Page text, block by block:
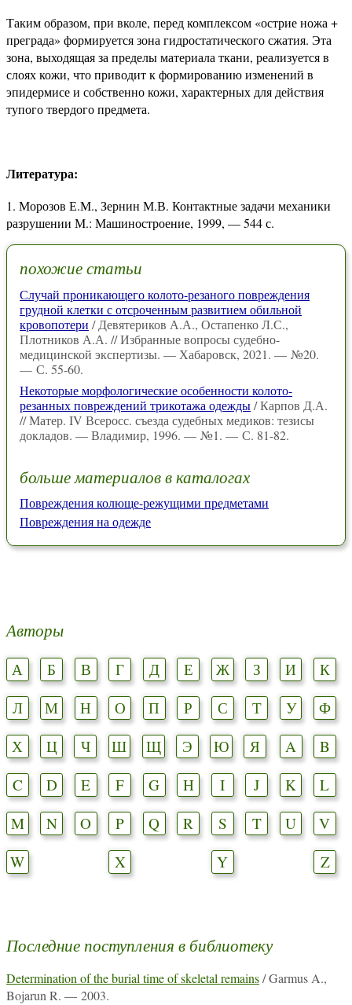
Таким образом, при вколе, перед комплексом «острие ножа +
преграда» формируется зона гидростатического сжатия. Эта
зона, выходящая за пределы материала ткани, реализуется в
слоях кожи, что приводит к формированию изменений в
эпидермисе и собственно кожи, характерных для действия
тупого твердого предмета.
Литература:
Морозов Е.М., Зернин М.В. Контактные задачи механики
разрушении М.: Машиностроение, 1999, — 544 с.
похожие статьи
Случай проникающего колото-резаного повреждения
грудной клетки с отсроченным развитием обильной
кровопотери / Девятериков А.А., Остапенко Л.С.,
Плотников А.А. // Избранные вопросы судебно-
медицинской экспертизы. — Хабаровск, 2021. — №20.
— С. 55-60.
Некоторые морфологические особенности колото-
резанных повреждений трикотажа одежды/ Карпов Д.А.
// Матер. IV Всеросс. съезда судебных медиков: тезисы
докладов. — Владимир, 1996. — №1. — С. 81-82.
больше материалов в каталогах
Повреждения колюще-режущими предметами
Повреждения на одежде
Авторы
А Б В Г Д Е Ж З И
К
Л
М Н О П Р С Т У
Ф
Х
Ц Ч Ш Щ Э Ю Я A
B
C
D E F G H I J K
L
M
N O P Q R S T U
V
W
X Y Z
Последние поступления в библиотеку
Determination of the burial time of skeletal remains/ Garmus A.,
Bojarun R. — 2003.